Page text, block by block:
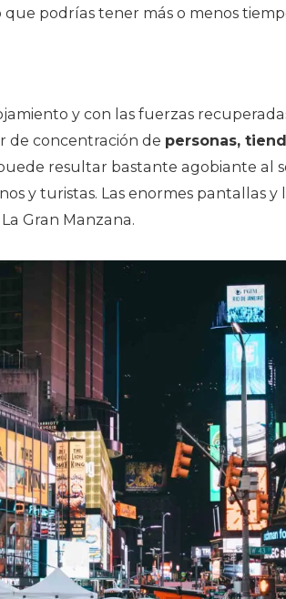
podrías tener más o menos
y con las fuerzas
de concentración de personas,
resultar bastante agobiante al
y turistas. Las enormes pantallas y
Gran Manzana.